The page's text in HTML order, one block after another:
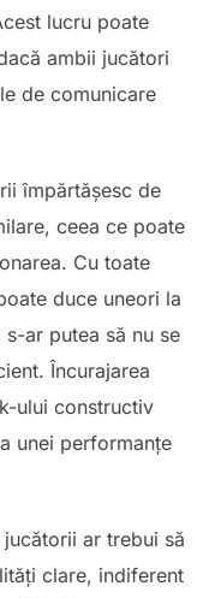
lucru poate
ambii jucători
de comunicare
împărtășesc de
ceea ce poate
Cu toate
duce uneori la
ar putea să nu se
Încurajarea
ului constructiv
unei performanțe
ar trebui să
clare, indiferent